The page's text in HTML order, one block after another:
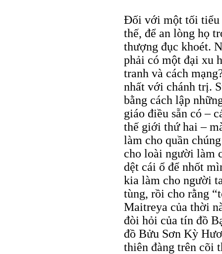
Đối với một tối tiểu
thế, để an lòng họ
thượng đục khoét.
phải có một đại xu
tranh và cách
nhất với chánh trị.
bằng cách lập
giáo điều sẵn có –
thế giới thứ hai –
làm cho quần
cho loài người làm
dệt cái ổ để nhốt
kia làm cho người
tùng, rồi cho rằng
Maitreya của thời
đòi hỏi của tín đồ
đồ Bửu Sơn Kỳ
thiên đàng trên cõi